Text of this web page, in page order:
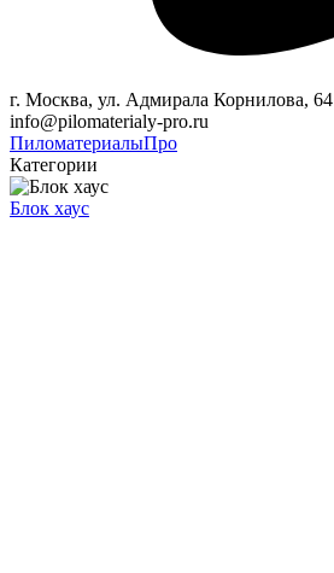
г. Москва, ул. Адмирала Корнилова, 64
info@pilomaterialy-pro.ru
ПиломатериалыПро
Категории
Блок хаус